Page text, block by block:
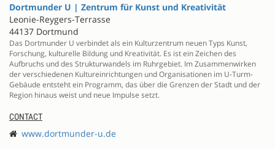
Dortmunder U | Zentrum für Kunst und Kreativität
Leonie-Reygers-Terrasse
44137 Dortmund
Das Dortmunder U verbindet als ein Kulturzentrum neuen Typs Kunst,
Forschung, kulturelle Bildung und Kreativität. Es ist ein Zeichen des
Aufbruchs und des Strukturwandels im Ruhrgebiet. Im Zusammenwirken
der verschiedenen Kultureinrichtungen und Organisationen im U-Turm-
Gebäude entsteht ein Programm, das über die Grenzen der Stadt und der
Region hinaus weist und neue Impulse setzt.
CONTACT
www.dortmunder-u.de